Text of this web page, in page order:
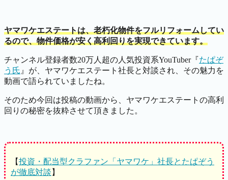
ヤマワケエステートは、老朽化物件をフルリフォームしてい
るので、物件価格が安く高利回りを実現できています。
チャンネル登録者数20万人超の人気投資系YouTuber『たぱぞ
う氏 』が、ヤマワケエステート社長と対談され、その魅力を
動画で語られていましたね。
そのため今回は投稿の動画から、ヤマワケエステートの高利
回りの秘密を抜粋させて頂きました。
【投資・配当型クラファン「ヤマワケ」社長とたぱぞう
が徹底対談 】